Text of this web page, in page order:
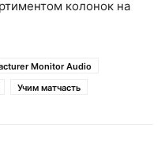
колонок на
Monitor Audio
Учим матчасть